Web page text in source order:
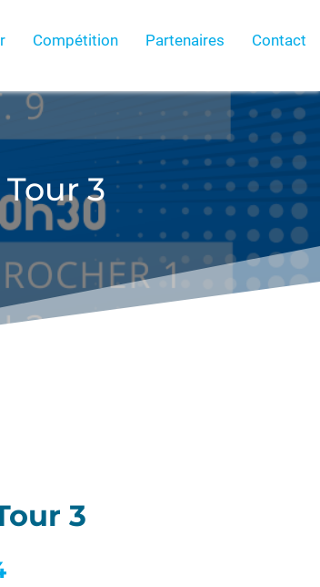
Compétition Partenaires Contact
3
3